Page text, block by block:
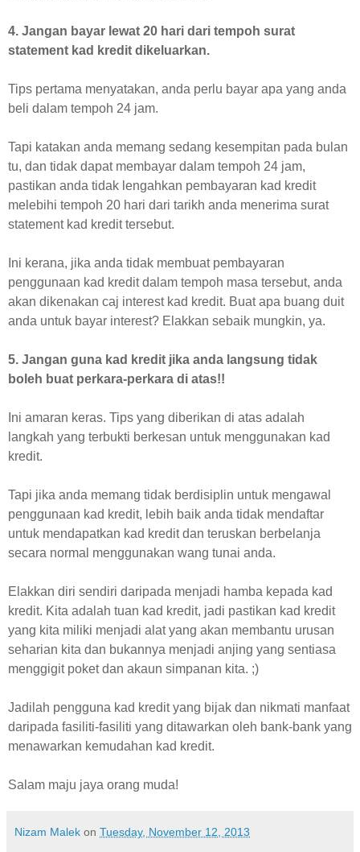
4. Jangan bayar lewat 20 hari dari tempoh surat
statement kad kredit dikeluarkan.
Tips pertama menyatakan, anda perlu bayar apa yang anda
beli dalam tempoh 24 jam.
Tapi katakan anda memang sedang kesempitan pada bulan
tu, dan tidak dapat membayar dalam tempoh 24 jam,
pastikan anda tidak lengahkan pembayaran kad kredit
melebihi tempoh 20 hari dari tarikh anda menerima surat
statement kad kredit tersebut.
Ini kerana, jika anda tidak membuat pembayaran
penggunaan kad kredit dalam tempoh masa tersebut, anda
akan dikenakan caj interest kad kredit. Buat apa buang duit
anda untuk bayar interest? Elakkan sebaik mungkin, ya.
5. Jangan guna kad kredit jika anda langsung tidak
boleh buat perkara-perkara di atas!!
Ini amaran keras. Tips yang diberikan di atas adalah
langkah yang terbukti berkesan untuk menggunakan kad
kredit.
Tapi jika anda memang tidak berdisiplin untuk mengawal
penggunaan kad kredit, lebih baik anda tidak mendaftar
untuk mendapatkan kad kredit dan teruskan berbelanja
secara normal menggunakan wang tunai anda.
Elakkan diri sendiri daripada menjadi hamba kepada kad
kredit. Kita adalah tuan kad kredit, jadi pastikan kad kredit
yang kita miliki menjadi alat yang akan membantu urusan
seharian kita dan bukannya menjadi anjing yang sentiasa
menggigit poket dan akaun simpanan kita. ;)
Jadilah pengguna kad kredit yang bijak dan nikmati manfaat
daripada fasiliti-fasiliti yang ditawarkan oleh bank-bank yang
menawarkan kemudahan kad kredit.
Salam maju jaya orang muda!
Nizam Malek on Tuesday, November 12, 2013